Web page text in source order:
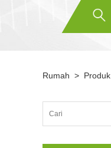
Rumah > Produk